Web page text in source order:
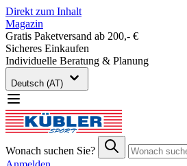
Direkt zum Inhalt
Magazin
Gratis Paketversand ab 200,- €
Sicheres Einkaufen
Individuelle Beratung & Planung
Deutsch (AT)
Wonach suchen Sie?